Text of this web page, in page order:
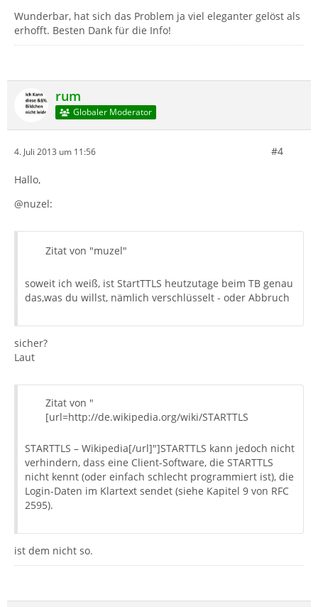
Wunderbar, hat sich das Problem ja viel eleganter gelöst als
erhofft. Besten Dank für die Info!
rum
Globaler Moderator
4. Juli 2013 um 11:56 #4
Hallo,
@nuzel:
Zitat von "muzel"
soweit ich weiß, ist StartTTLS heutzutage beim TB genau
das,was du willst, nämlich verschlüsselt - oder Abbruch
sicher?
Laut
Zitat von "
[url=http://de.wikipedia.org/wiki/STARTTLS
STARTTLS – Wikipedia[/url]"]STARTTLS kann jedoch nicht
verhindern, dass eine Client-Software, die STARTTLS
nicht kennt (oder einfach schlecht programmiert ist), die
Login-Daten im Klartext sendet (siehe Kapitel 9 von RFC
2595).
ist dem nicht so.